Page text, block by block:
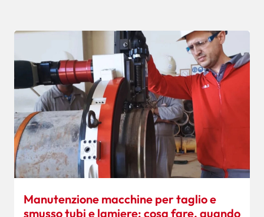
Manutenzione macchine per taglio e
smusso tubi e lamiere: cosa fare, quando